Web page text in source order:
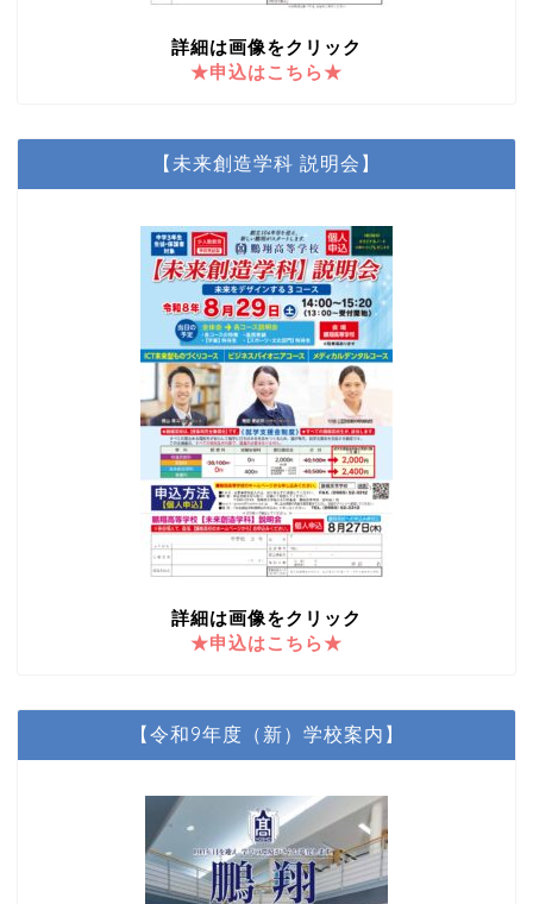
詳細は画像をクリック
★申込はこちら★
【未来創造学科 説明会】
詳細は画像をクリック
★申込はこちら★
【令和9年度（新）学校案内】